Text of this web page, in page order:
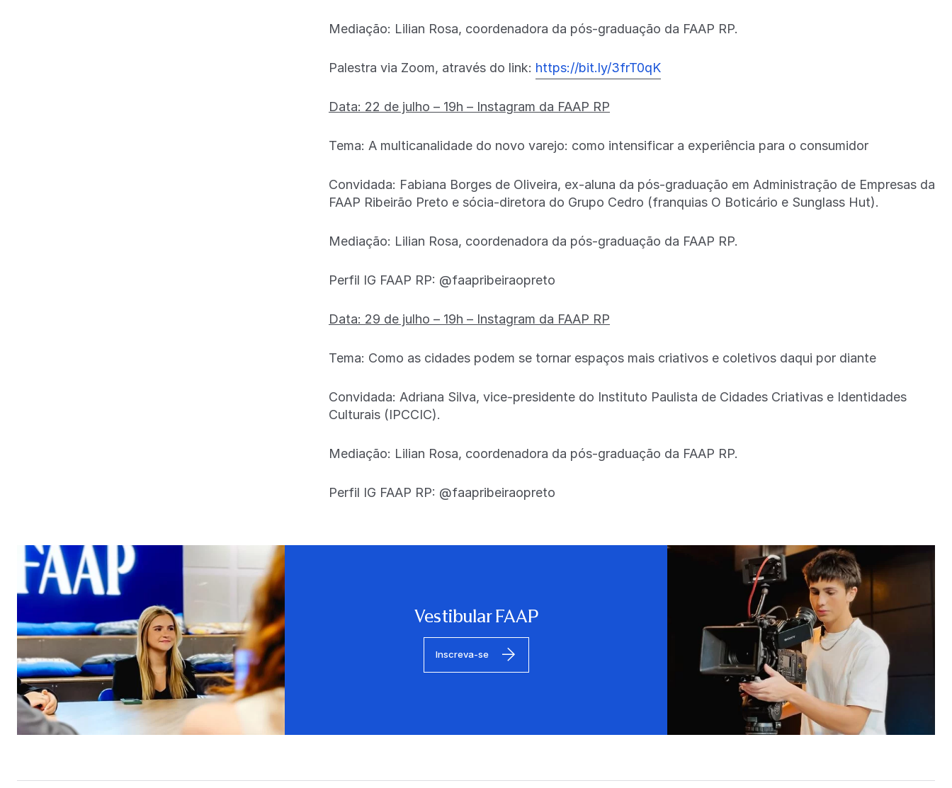
Mediação: Lilian Rosa, coordenadora da pós-graduação da FAAP RP.
Palestra via Zoom, através do link: https://bit.ly/3frT0qK
Data: 22 de julho – 19h – Instagram da FAAP RP
Tema: A multicanalidade do novo varejo: como intensificar a experiência para o consumidor
Convidada: Fabiana Borges de Oliveira, ex-aluna da pós-graduação em Administração de Empresas da
FAAP Ribeirão Preto e sócia-diretora do Grupo Cedro (franquias O Boticário e Sunglass Hut).
Mediação: Lilian Rosa, coordenadora da pós-graduação da FAAP RP.
Perfil IG FAAP RP: @faapribeiraopreto
Data: 29 de julho – 19h – Instagram da FAAP RP
Tema: Como as cidades podem se tornar espaços mais criativos e coletivos daqui por diante
Convidada: Adriana Silva, vice-presidente do Instituto Paulista de Cidades Criativas e Identidades
Culturais (IPCCIC).
Mediação: Lilian Rosa, coordenadora da pós-graduação da FAAP RP.
Perfil IG FAAP RP: @faapribeiraopreto
Vestibular FAAP
Inscreva-se